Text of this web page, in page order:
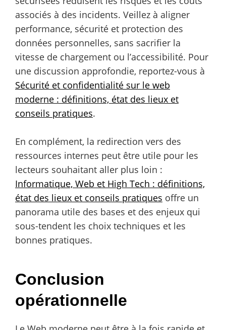
associés à des incidents. Veillez à aligner
performance, sécurité et protection des
données personnelles, sans sacrifier la
vitesse de chargement ou l’accessibilité. Pour
une discussion approfondie, reportez-vous à
Sécurité et confidentialité sur le web
moderne : définitions, état des lieux et
conseils pratiques.
En complément, la redirection vers des
ressources internes peut être utile pour les
lecteurs souhaitant aller plus loin :
Informatique, Web et High Tech : définitions,
état des lieux et conseils pratiques offre un
panorama utile des bases et des enjeux qui
sous-tendent les choix techniques et les
bonnes pratiques.
Conclusion
opérationnelle